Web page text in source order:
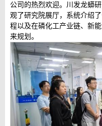
公司的热烈欢迎。川发龙蟒
观了研究院展厅，系统介绍
程以及在磷化工产业链、新
来规划。